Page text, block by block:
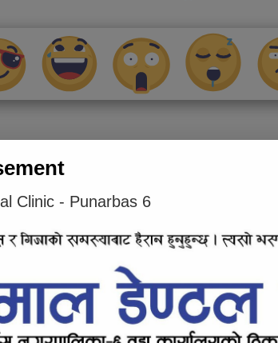
Clinic - Punarbas 6